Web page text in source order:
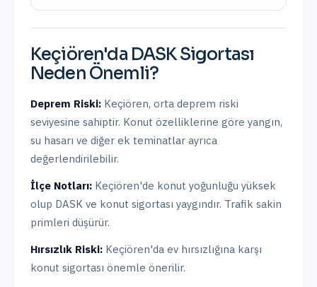
Keçiören'da DASK Sigortası
Neden Önemli?
Deprem Riski: Keçiören, orta deprem riski
seviyesine sahiptir. Konut özelliklerine göre yangın,
su hasarı ve diğer ek teminatlar ayrıca
değerlendirilebilir.
İlçe Notları: Keçiören'de konut yoğunluğu yüksek
olup DASK ve konut sigortası yaygındır. Trafik sakin
primleri düşürür.
Hırsızlık Riski: Keçiören'da ev hırsızlığına karşı
konut sigortası önemle önerilir.